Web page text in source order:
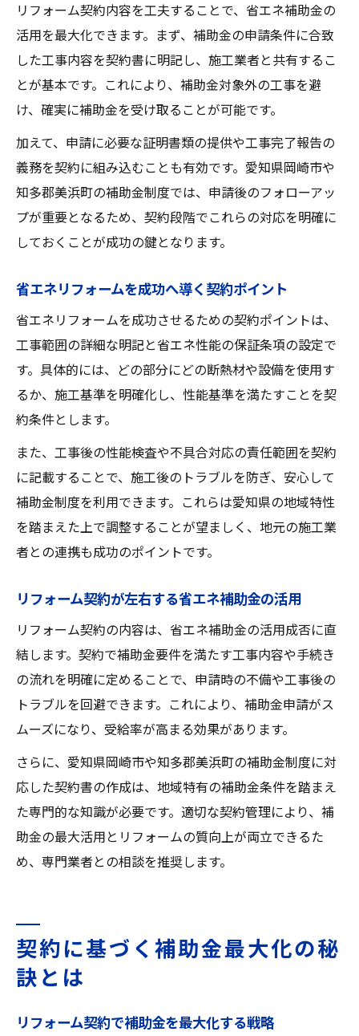
リフォーム契約内容を工夫することで、省エネ補助金の
活用を最大化できます。まず、補助金の申請条件に合致
した工事内容を契約書に明記し、施工業者と共有するこ
とが基本です。これにより、補助金対象外の工事を避
け、確実に補助金を受け取ることが可能です。
加えて、申請に必要な証明書類の提供や工事完了報告の
義務を契約に組み込むことも有効です。愛知県岡崎市や
知多郡美浜町の補助金制度では、申請後のフォローアッ
プが重要となるため、契約段階でこれらの対応を明確に
しておくことが成功の鍵となります。
省エネリフォームを成功へ導く契約ポイント
省エネリフォームを成功させるための契約ポイントは、
工事範囲の詳細な明記と省エネ性能の保証条項の設定で
す。具体的には、どの部分にどの断熱材や設備を使用す
るか、施工基準を明確化し、性能基準を満たすことを契
約条件とします。
また、工事後の性能検査や不具合対応の責任範囲を契約
に記載することで、施工後のトラブルを防ぎ、安心して
補助金制度を利用できます。これらは愛知県の地域特性
を踏まえた上で調整することが望ましく、地元の施工業
者との連携も成功のポイントです。
リフォーム契約が左右する省エネ補助金の活用
リフォーム契約の内容は、省エネ補助金の活用成否に直
結します。契約で補助金要件を満たす工事内容や手続き
の流れを明確に定めることで、申請時の不備や工事後の
トラブルを回避できます。これにより、補助金申請がス
ムーズになり、受給率が高まる効果があります。
さらに、愛知県岡崎市や知多郡美浜町の補助金制度に対
応した契約書の作成は、地域特有の補助金条件を踏まえ
た専門的な知識が必要です。適切な契約管理により、補
助金の最大活用とリフォームの質向上が両立できるた
め、専門業者との相談を推奨します。
契約に基づく補助金最大化の秘
訣とは
リフォーム契約で補助金を最大化する戦略